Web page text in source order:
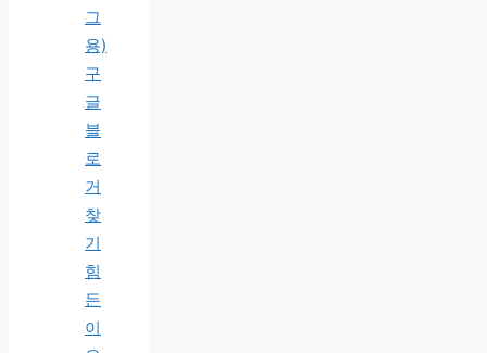
그
용)
구
글
블
로
거
찾
기
힘
든
이